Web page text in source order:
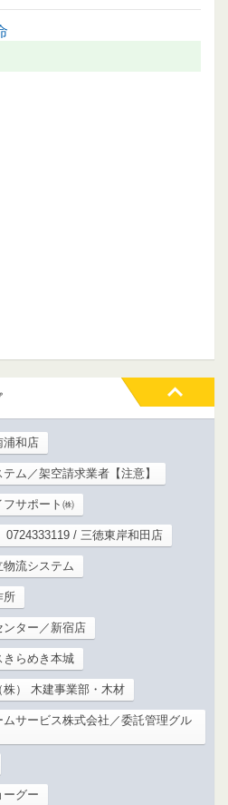
浦和店
ム／架空請求業者【注意】
フサポート㈱
0724333119 / 三徳東岸和田店
流システム
所
ンター／新宿店
きらめき本城
） 木建事業部・木材
サービス株式会社／委託管理グル
ーグー